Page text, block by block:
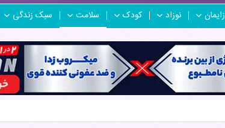
زایمان نوزاد کودک سلامت سبک زندگی